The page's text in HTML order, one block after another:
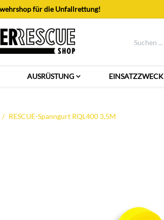
für die Unfallrettung!
AUSRÜSTUNG EINSATZZWECK
RESCUE-Spanngurt RQL400 3,5M